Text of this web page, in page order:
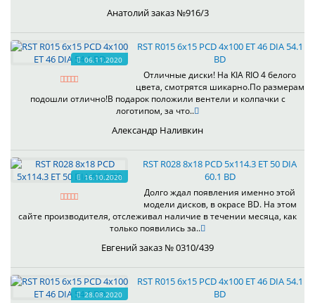
Анатолий заказ №916/3
06.11.2020
RST R015 6x15 PCD 4x100 ET 46 DIA 54.1
BD
Отличные диски! На KIA RIO 4 белого
цвета, смотрятся шикарно.По размерам
подошли отлично!В подарок положили вентели и колпачки с
логотипом, за что..
Александр Наливкин
16.10.2020
RST R028 8x18 PCD 5x114.3 ET 50 DIA
60.1 BD
Долго ждал появления именно этой
модели дисков, в окрасе BD. На этом
сайте производителя, отслеживал наличие в течении месяца, как
только появились за..
Евгений заказ № 0310/439
28.08.2020
RST R015 6x15 PCD 4x100 ET 46 DIA 54.1
BD